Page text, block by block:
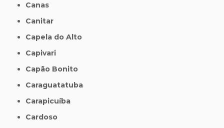
Canas
Canitar
Capela do Alto
Capivari
Capão Bonito
Caraguatatuba
Carapicuíba
Cardoso